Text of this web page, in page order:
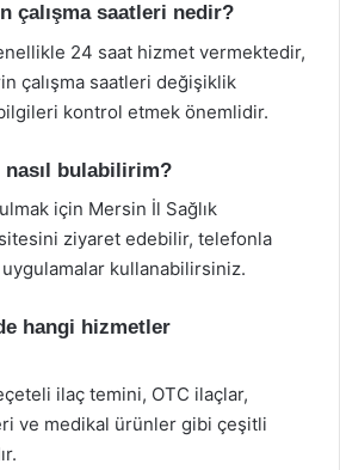
çalışma saatleri nedir?
24 saat hizmet vermektedir,
çalışma saatleri değişiklik
kontrol etmek önemlidir.
bulabilirim?
için Mersin İl Sağlık
ziyaret edebilir, telefonla
kullanabilirsiniz.
hangi hizmetler
ilaç temini, OTC ilaçlar,
ve medikal ürünler gibi çeşitli